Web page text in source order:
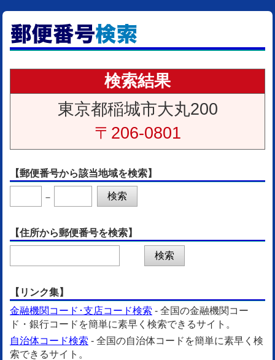
検索結果
東京都稲城市大丸200
〒206-0801
【郵便番号から該当地域を検索】
－
【住所から郵便番号を検索】
【リンク集】
金融機関コード･支店コード検索 - 全国の金融機関コー
ド・銀行コードを簡単に素早く検索できるサイト。
自治体コード検索 - 全国の自治体コードを簡単に素早く検
索できるサイト。